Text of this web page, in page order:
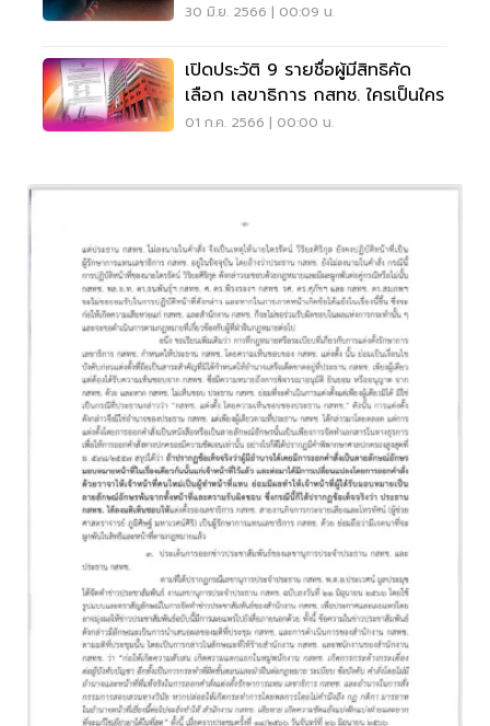
30 มิ.ย. 2566 | 00:09 น.
เปิดประวัติ 9 รายชื่อผู้มีสิทธิคัด
เลือก เลขาธิการ กสทช. ใครเป็นใคร
01 ก.ค. 2566 | 00:00 น.